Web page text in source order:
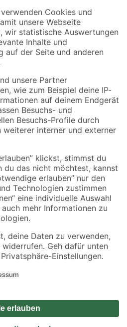
und Aktionen mehr verpassen!
Versandarten
Die dargestellten Angebote sind unter
Die angegebenen Verfügbarkeiten beziehen
gilt nicht für Artikel mit Speditionsversand, hier
Impressum
Vertrag widerrufen